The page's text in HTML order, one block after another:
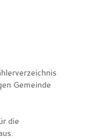
Gemeinde
die